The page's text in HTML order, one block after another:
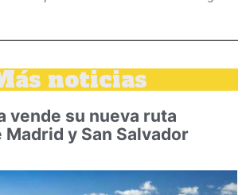
noticias
vende su nueva ruta
y San Salvador